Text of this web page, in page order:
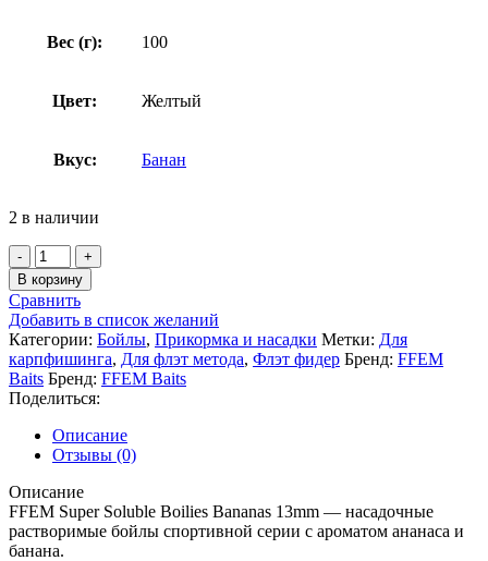
Вес (г): 100
Цвет: Желтый
Вкус: Банан
2 в наличии
В корзину
Сравнить
Добавить в список желаний
Категории: Бойлы, Прикормка и насадки Метки: Для
карпфишинга, Для флэт метода, Флэт фидер Бренд: FFEM
Baits Бренд: FFEM Baits
Поделиться:
Описание
Отзывы (0)
Описание
FFEM Super Soluble Boilies Bananas 13mm — насадочные
растворимые бойлы спортивной серии с ароматом ананаса и
банана.